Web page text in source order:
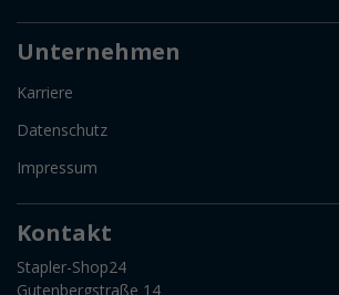
Unternehmen
Karriere
Datenschutz
Impressum
Kontakt
Stapler-Shop24
Gutenbergstraße 14